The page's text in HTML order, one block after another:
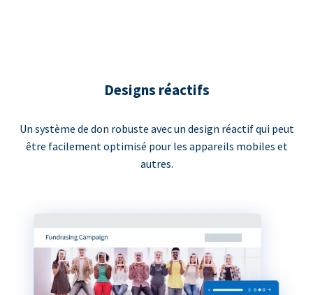
Designs réactifs
Un système de don robuste avec un design réactif qui peut
être facilement optimisé pour les appareils mobiles et
autres.